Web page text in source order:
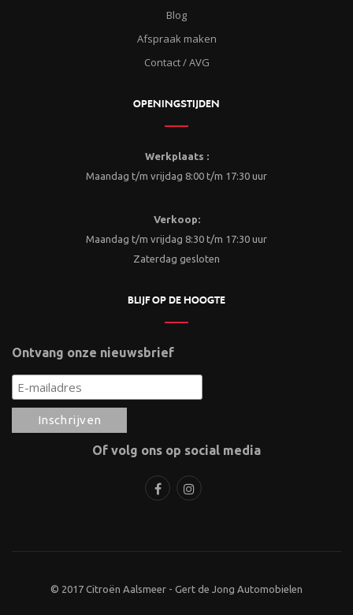
Blog
Afspraak maken
Contact / AVG
OPENINGSTIJDEN
Werkplaats :
Maandag t/m vrijdag 8:00 t/m 17:30 uur
Verkoop:
Maandag t/m vrijdag 8:30 t/m 17:30 uur
Zaterdag gesloten
BLIJF OP DE HOOGTE
Ontvang onze nieuwsbrief
Of volg ons op social media
© 2017 Citroën Aalsmeer - Gert de Jong Automobielen